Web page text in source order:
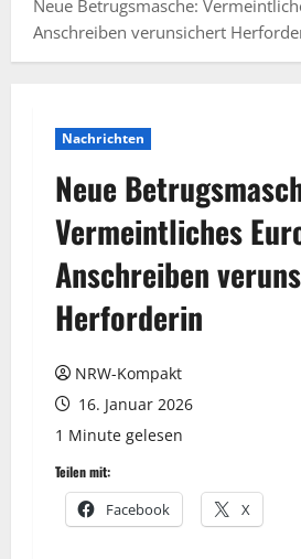
Neue Betrugsmasche:
Anschreiben verunsichert
Nachrichten
Neue
Vermeintliches
Anschreiben
Herforderin
NRW-Kompakt
16. Januar 2026
1 Minute gelesen
Teilen mit:
Facebook X